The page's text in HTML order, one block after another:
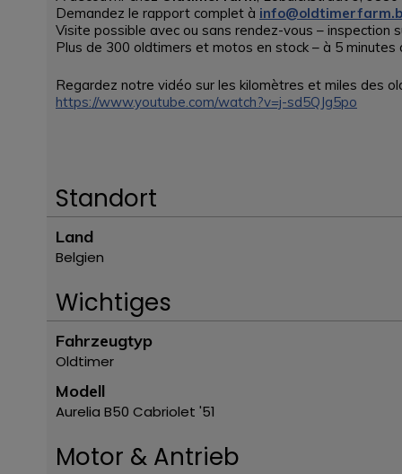
Demandez le rapport complet à
Visite possible avec ou sans rendez-vous – inspection
Plus de 300 oldtimers et motos en stock – à 5 minutes
Regardez notre vidéo sur les kilomètres et miles des
https://www.youtube.com/watch?v=j-sd5QJg5po
Standort
Land
Belgien
Wichtiges
Fahrzeugtyp
Oldtimer
Modell
Aurelia B50 Cabriolet '51
Motor & Antrieb